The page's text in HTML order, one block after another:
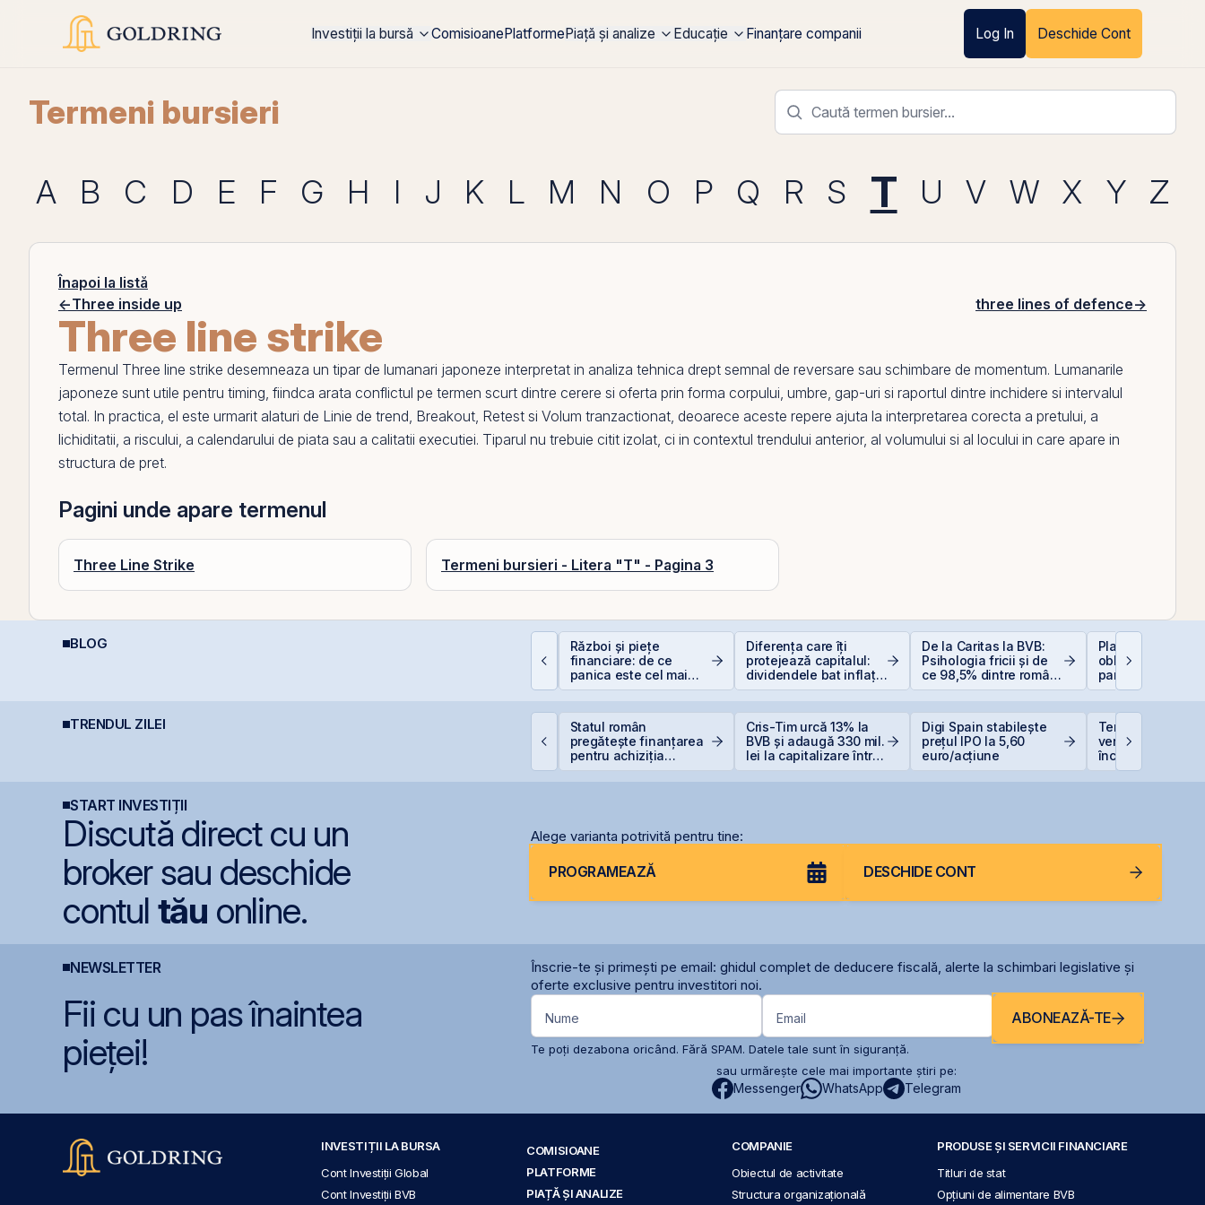
Investiții la bursă ComisioanePlatformePiață și analize Educație Finanțare companii Log In Deschide Cont
Termeni bursieri
A B C D E F G H I J K L M N O P Q R S T U V W X Y Z
Înapoi la listă
←Three inside up three lines of defence→
Three line strike
Termenul Three line strike desemneaza un tipar de lumanari japoneze interpretat in analiza tehnica drept semnal de reversare sau schimbare de momentum. Lumanarile
japoneze sunt utile pentru timing, fiindca arata conflictul pe termen scurt dintre cerere si oferta prin forma corpului, umbre, gap-uri si raportul dintre inchidere si intervalul
total. In practica, el este urmarit alaturi de Linie de trend, Breakout, Retest si Volum tranzactionat, deoarece aceste repere ajuta la interpretarea corecta a pretului, a
lichiditatii, a riscului, a calendarului de piata sau a calitatii executiei. Tiparul nu trebuie citit izolat, ci in contextul trendului anterior, al volumului si al locului in care apare in
structura de pret.
Pagini unde apare termenul
Three Line Strike Termeni bursieri - Litera "T" - Pagina 3
BLOG
Cum deschizi cont la
Război și piețe
financiare: de ce
panica este cel mai
scump sfat
Diferența care îți
protejează capitalul:
dividendele bat inflația
(+5% vs. −6%)
De la Caritas la BVB:
Psihologia fricii și de
ce 98,5% dintre români
evită investițiile la
Plasamentul
obligațiuni
parte a grupului
Golden Foods
suprasubscris
TRENDUL ZILEI
BVB încheie prima
Statul român
pregătește finanțarea
pentru achiziția
Cris-Tim urcă 13% la
BVB și adaugă 330 mil.
lei la capitalizare într-o
Digi Spain stabilește
prețul IPO la 5,60
euro/acțiune
TeraPlast își
veniturile cu 4%,
încheie primul
semestru cu o
START INVESTIȚII
Discută direct cu un
broker sau deschide
contul tău online.
Alege varianta potrivită pentru tine:
PROGRAMEAZĂ DESCHIDE CONT
NEWSLETTER
Înscrie-te și primești pe email: ghidul complet de deducere fiscală, alerte la schimbari legislative și
oferte exclusive pentru investitori noi.
Fii cu un pas înaintea
pieței!
Nume Email ABONEAZĂ-TE
Te poți dezabona oricând. Fără SPAM. Datele tale sunt în siguranță.
sau urmărește cele mai importante știri pe:
Messenger WhatsApp Telegram
INVESTIȚII LA BURSA
Cont Investiții Global
Cont Investiții BVB
COMISIOANE
PLATFORME
PIAȚĂ ȘI ANALIZE
COMPANIE
Obiectul de activitate
Structura organizațională
PRODUSE ȘI SERVICII FINANCIARE
Titluri de stat
Opțiuni de alimentare BVB